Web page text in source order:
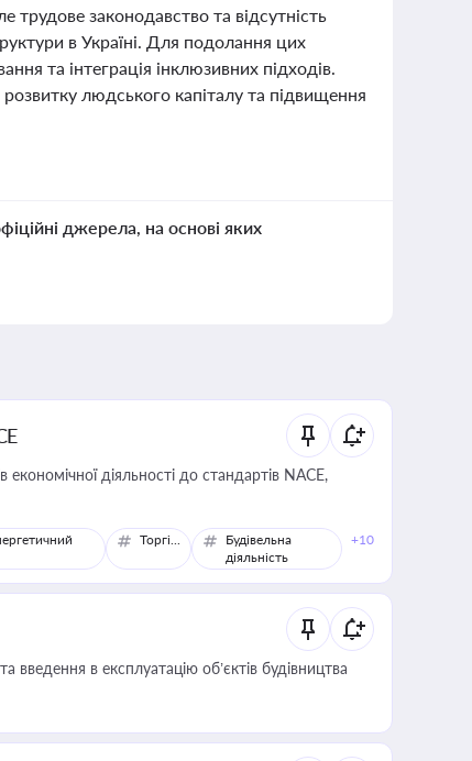
трудове законодавство та відсутність
в Україні. Для подолання цих
та інтеграція інклюзивних підходів.
людського капіталу та підвищення
джерела, на основі яких
економічної діяльності до стандартів NACE,
Торгівля
Будівельна
діяльність
+10
в експлуатацію об’єктів будівництва